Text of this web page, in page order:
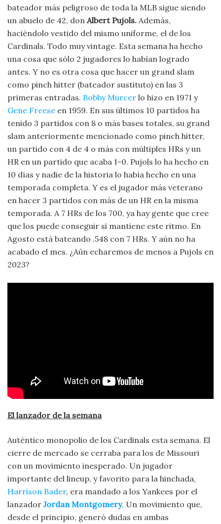
bateador más peligroso de toda la MLB sigue siendo
un abuelo de 42, don Albert Pujols. Además,
haciéndolo vestido del mismo uniforme, el de los
Cardinals. Todo muy vintage. Esta semana ha hecho
una cosa que sólo 2 jugadores lo habían logrado
antes. Y no es otra cosa que hacer un grand slam
como pinch hitter (bateador sustituto) en las 3
primeras entradas. Bobby Murcer lo hizo en 1971 y
Gene Freese en 1959. En sus últimos 10 partidos ha
tenido 3 partidos con 8 o más bases totales, su grand
slam anteriormente mencionado como pinch hitter,
un partido con 4 de 4 o más con múltiples HRs y un
HR en un partido que acaba 1-0. Pujols lo ha hecho en
10 días y nadie de la historia lo había hecho en una
temporada completa. Y es el jugador más veterano
en hacer 3 partidos con más de un HR en la misma
temporada. A 7 HRs de los 700, ya hay gente que cree
que los puede conseguir si mantiene este ritmo. En
Agosto está bateando .548 con 7 HRs. Y aún no ha
acabado el mes. ¿Aún echaremos de menos a Pujols en
2023?
El lanzador de la semana
Auténtico monopolio de los Cardinals esta semana. El
cierre de mercado se cerraba para los de Missouri
con un movimiento inesperado. Un jugador
importante del lineup, y favorito para la hinchada,
Harrison Bader, era mandado a los Yankees por el
lanzador Jordan Montgomery. Un movimiento que,
desde el principio, generó dudas en ambas